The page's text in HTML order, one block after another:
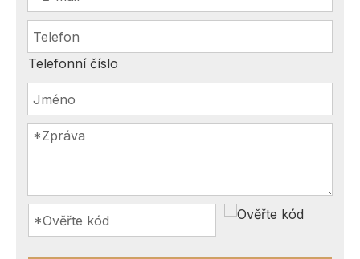
Telefonní číslo